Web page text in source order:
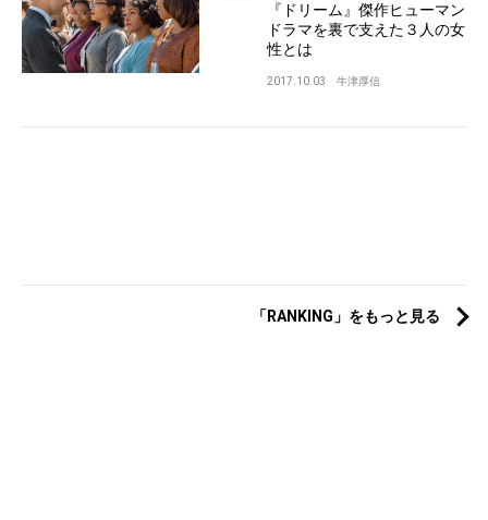
『ドリーム』傑作ヒューマン
ドラマを裏で支えた３人の女
性とは
2017.10.03 牛津厚信
「RANKING」をもっと見る